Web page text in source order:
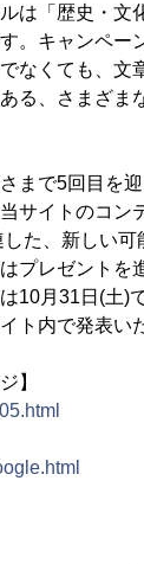
は「歴史・
。キャンペ
なくても、
る、さまざ
まで5回目を
サイトのコ
た、新しい
プレゼント
10月31日(土)
ト内で発表い
】